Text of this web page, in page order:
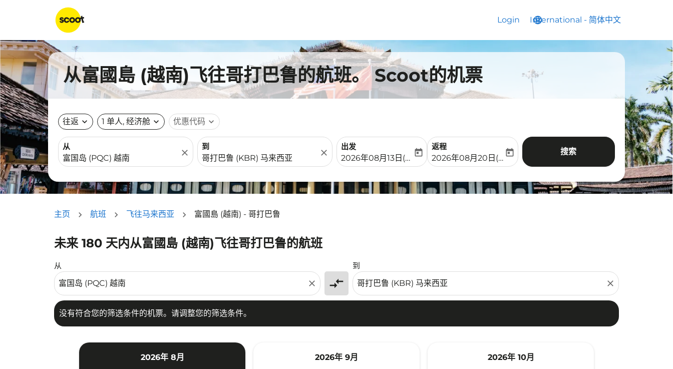
Login language
International - 简体中文
keyboard_arrow_down
从富國島 (越南)飞往哥打巴鲁的航班。 Scoot的机票
往返 expand_more 1 单人, 经济舱 expand_more 优惠代码 expand_more
从
close
到
close
出发
fc-booking-departure-date-aria-label
2026年08月13日(周四)
today
返程
fc-booking-return-date-aria-label
2026年08月20日(周四)
today 搜索
主页 航班 飞往马来西亚 富國島 (越南) - 哥打巴鲁
未来 180 天内从富國島 (越南)飞往哥打巴鲁的航班
从
close compare_arrows
到
close
没有符合您的筛选条件的机票。请调整您的筛选条件。
没有符合您的筛选条件的机票。请调整您的筛选条件。
2026年 8月
2026年 9月
2026年 10月